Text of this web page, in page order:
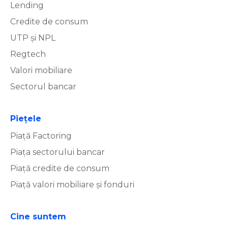
Lending
Credite de consum
UTP și NPL
Regtech
Valori mobiliare
Sectorul bancar
Piețele
Piață Factoring
Piața sectorului bancar
Piață credite de consum
Piață valori mobiliare și fonduri
Cine suntem